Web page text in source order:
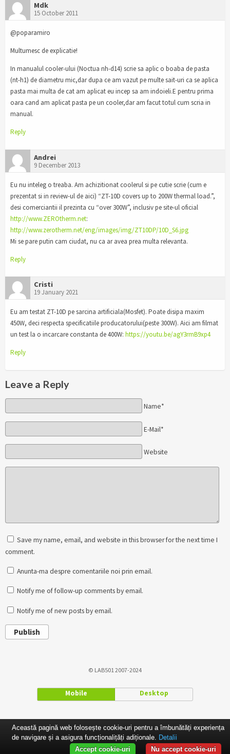
Mdk
15 October 2011
@poparamiro
Multumesc de explicatie!
In manualul cooler-ului (Noctua nh-d14) scrie sa aplic o boaba de pasta
(nt-h1) de diametru mic,dar dupa ce am vazut pe multe sait-uri ca se aplica
pasta mai multa de cat am aplicat eu incep sa am indoieli.E pentru prima
oara cand am aplicat pasta pe un cooler,dar am facut totul cum scria in
manual.
Reply
Andrei
9 December 2013
Eu nu inteleg o treaba. Am achizitionat coolerul si pe cutie scrie (cum e
prezentat si in review-ul de aici) “ZT-10D covers up to 200W thermal load.”,
desi comerciantii il prezinta cu “over 300W”, inclusiv pe site-ul oficial
http://www.ZEROtherm.net:
http://www.zerotherm.net/eng/images/img/ZT10DP/10D_S6.jpg
Mi se pare putin cam ciudat, nu ca ar avea prea multa relevanta.
Reply
Cristi
19 January 2021
Eu am testat ZT-10D pe sarcina artificiala(Mosfet). Poate disipa maxim
450W, deci respecta specificatiile producatorului(peste 300W). Aici am filmat
un test la o incarcare constanta de 400W: https://youtu.be/agY3rmB9xp4
Reply
Leave a Reply
Name*
E-Mail*
Website
Save my name, email, and website in this browser for the next time I
comment.
Anunta-ma despre comentariile noi prin email.
Notify me of follow-up comments by email.
Notify me of new posts by email.
Publish
© LAB501 2007-2024
Mobile Desktop
Această pagină web folosește cookie-uri pentru a îmbunătăți experiența
de navigare și a asigura funcționalițăți adiționale. Detalii
Nu accept cookie-uri
Accept cookie-uri